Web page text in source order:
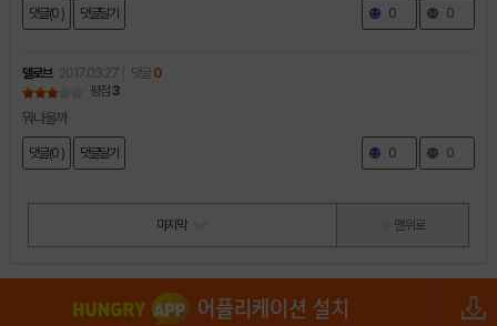
댓글(0 ) 댓글달기 0 0
델로브 2017.03.27 댓글 0
평점 3
뭐나올까
댓글(0 ) 댓글달기 0 0
마지막 맨 위로